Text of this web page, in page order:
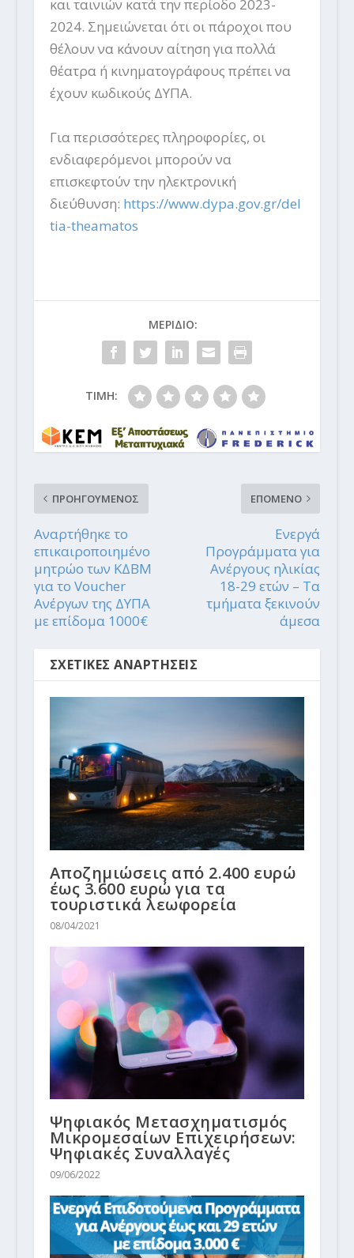
και ταινιών κατά την περίοδο 2023-
2024. Σημειώνεται ότι οι πάροχοι που
θέλουν να κάνουν αίτηση για πολλά
θέατρα ή κινηματογράφους πρέπει να
έχουν κωδικούς ΔΥΠΑ.
Για περισσότερες πληροφορίες, οι
ενδιαφερόμενοι μπορούν να
επισκεφτούν την ηλεκτρονική
διεύθυνση: https://www.dypa.gov.gr/del
tia-theamatos
ΜΕΡΙΔΙΟ:
ΤΙΜΗ:
ΠΡΟΗΓΟΥΜΕΝΟΣ
Αναρτήθηκε το
επικαιροποιημένο
μητρώο των ΚΔΒΜ
για το Voucher
Ανέργων της ΔΥΠΑ
με επίδομα 1000€
ΕΠΟΜΕΝΟ
Ενεργά
Προγράμματα για
Ανέργους ηλικίας
18-29 ετών – Τα
τμήματα ξεκινούν
άμεσα
ΣΧΕΤΙΚΕΣ ΑΝΑΡΤΗΣΕΙΣ
Αποζημιώσεις από 2.400 ευρώ
έως 3.600 ευρώ για τα
τουριστικά λεωφορεία
08/04/2021
Ψηφιακός Μετασχηματισμός
Μικρομεσαίων Επιχειρήσεων:
Ψηφιακές Συναλλαγές
09/06/2022